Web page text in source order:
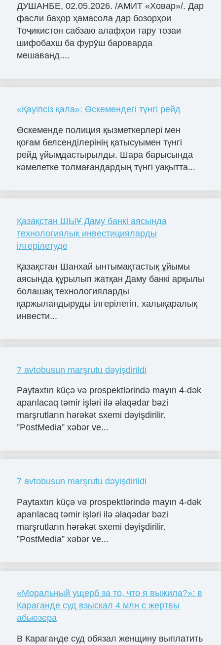
ДУШАНБЕ, 02.05.2026. /АМИТ «Ховар»/. Дар
фасли баҳор ҳамасола дар бозорҳои
Тоҷикистон сабзаю алафҳои тару тозаи
шифобахш ба фурӯш бароварда
мешаванд....
«Қауіпсіз қала»: Өскемендегі түнгі рейд
Өскеменде полиция қызметкерлері мен
қоғам белсенділерінің қатысуымен түнгі
рейд ұйымдастырылды. Шара барысында
кәмелетке толмағандардың түнгі уақытта...
Қазақстан ШЫҰ Даму банкі аясында
технологиялық инвестицияларды
ілгерілетуде
Қазақстан Шанхай ынтымақтастық ұйымы
аясында құрылып жатқан Даму банкі арқылы
болашақ технологияларды
қаржыландыруды ілгерілетіп, халықаралық
инвести...
7 avtobusun marşrutu dəyişdirildi
Paytaxtın küçə və prospektlərində mayın 4-dək
aparılacaq təmir işləri ilə əlaqədar bəzi
marşrutların hərəkət sxemi dəyişdirilir.
”PostMedia” xəbər ve...
7 avtobusun marşrutu dəyişdirildi
Paytaxtın küçə və prospektlərində mayın 4-dək
aparılacaq təmir işləri ilə əlaqədar bəzi
marşrutların hərəkət sxemi dəyişdirilir.
”PostMedia” xəbər ve...
«Моральный ущерб за то, что я выжила?»: в
Караганде суд взыскал 4 млн с жертвы
абьюзера
В Караганде суд обязал женщину выплатить